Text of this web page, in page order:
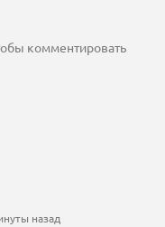
комментировать
назад